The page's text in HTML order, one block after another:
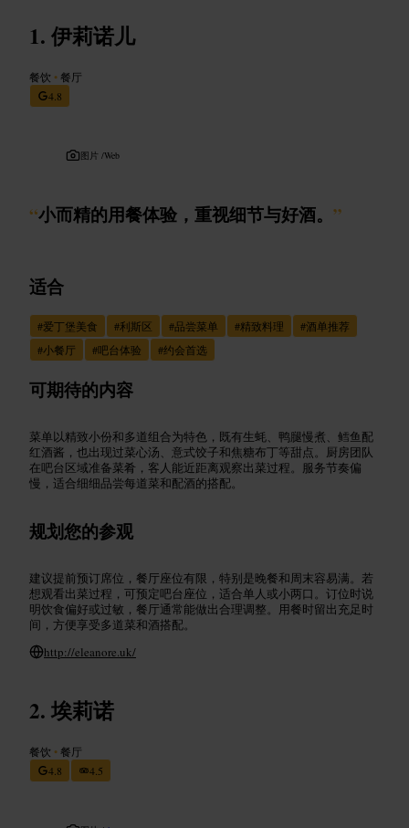
伊莉诺儿
餐饮 •餐厅
4.8
图片 /Web
“小而精的用餐体验，重视细节与好酒。 ”
适合
#爱丁堡美食 #利斯区 #品尝菜单 #精致料理 #酒单推荐
#小餐厅 #吧台体验 #约会首选
可期待的内容
菜单以精致小份和多道组合为特色，既有生蚝、鸭腿慢煮、鳕鱼配
红酒酱，也出现过菜心汤、意式饺子和焦糖布丁等甜点。厨房团队
在吧台区域准备菜肴，客人能近距离观察出菜过程。服务节奏偏
慢，适合细细品尝每道菜和配酒的搭配。
规划您的参观
建议提前预订席位，餐厅座位有限，特别是晚餐和周末容易满。若
想观看出菜过程，可预定吧台座位，适合单人或小两口。订位时说
明饮食偏好或过敏，餐厅通常能做出合理调整。用餐时留出充足时
间，方便享受多道菜和酒搭配。
http://eleanore.uk/
埃莉诺
餐饮 •餐厅
4.8
4.5